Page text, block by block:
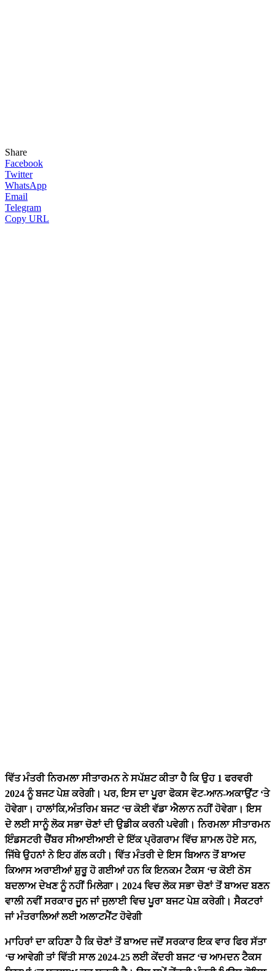
Share
Facebook
Twitter
WhatsApp
Email
Telegram
Copy URL
ਵਿੱਤ ਮੰਤਰੀ ਨਿਰਮਲਾ ਸੀਤਾਰਮਨ ਨੇ ਸਪੱਸ਼ਟ ਕੀਤਾ ਹੈ ਕਿ ਉਹ 1 ਫਰਵਰੀ
2024 ਨੂੰ ਬਜਟ ਪੇਸ਼ ਕਰੇਗੀ। ਪਰ,ਇਸ ਦਾ ਪੂਰਾ ਫੋਕਸ ਵੋਟ-ਆਨ-ਅਕਾਉਂਟ ‘ਤੇ
ਹੋਵੇਗਾ। ਹਾਲਾਂਕਿ,ਅੰਤਰਿਮ ਬਜਟ ‘ਚ ਕੋਈ ਵੱਡਾ ਐਲਾਨ ਨਹੀਂ ਹੋਵੇਗਾ। ਇਸ
ਦੇ ਲਈ ਸਾਨੂੰ ਲੋਕ ਸਭਾ ਚੋਣਾਂ ਦੀ ਉਡੀਕ ਕਰਨੀ ਪਵੇਗੀ। ਨਿਰਮਲਾ ਸੀਤਾਰਮਨ
ਇੰਡਸਟਰੀ ਚੈਂਬਰ ਸੀਆਈਆਈ ਦੇ ਇੱਕ ਪ੍ਰੋਗਰਾਮ ਵਿੱਚ ਸ਼ਾਮਲ ਹੋਏ ਸਨ,
ਜਿੱਥੇ ਉਹਨਾਂ ਨੇ ਇਹ ਗੱਲ ਕਹੀ। ਵਿੱਤ ਮੰਤਰੀ ਦੇ ਇਸ ਬਿਆਨ ਤੋਂ ਬਾਅਦ
ਕਿਆਸ ਅਰਾਈਆਂ ਸ਼ੁਰੂ ਹੋ ਗਈਆਂ ਹਨ ਕਿ ਇਨਕਮ ਟੈਕਸ ‘ਚ ਕੋਈ ਠੋਸ
ਬਦਲਾਅ ਦੇਖਣ ਨੂੰ ਨਹੀਂ ਮਿਲੇਗਾ। 2024 ਵਿਚ ਲੋਕ ਸਭਾ ਚੋਣਾਂ ਤੋਂ ਬਾਅਦ ਬਣਨ
ਵਾਲੀ ਨਵੀਂ ਸਰਕਾਰ ਜੂਨ ਜਾਂ ਜੁਲਾਈ ਵਿਚ ਪੂਰਾ ਬਜਟ ਪੇਸ਼ ਕਰੇਗੀ। ਸੈਕਟਰਾਂ
ਜਾਂ ਮੰਤਰਾਲਿਆਂ ਲਈ ਅਲਾਟਮੈਂਟ ਹੋਵੇਗੀ
ਮਾਹਿਰਾਂ ਦਾ ਕਹਿਣਾ ਹੈ ਕਿ ਚੋਣਾਂ ਤੋਂ ਬਾਅਦ ਜਦੋਂ ਸਰਕਾਰ ਇਕ ਵਾਰ ਫਿਰ ਸੱਤਾ
‘ਚ ਆਵੇਗੀ ਤਾਂ ਵਿੱਤੀ ਸਾਲ 2024-25 ਲਈ ਕੇਂਦਰੀ ਬਜਟ ‘ਚ ਆਮਦਨ ਟੈਕਸ